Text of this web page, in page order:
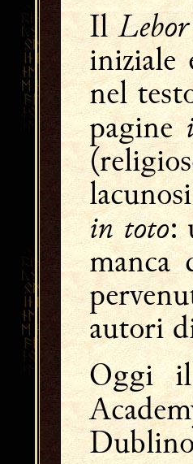
Il
iniziale
nel
pagine
in toto:
manca
autori
Oggi